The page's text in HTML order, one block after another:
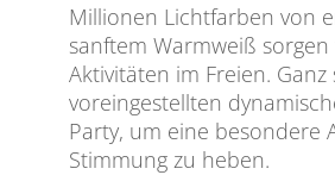
Millionen Lichtfarben von
sanftem Warmweiß
Aktivitäten im Freien.
voreingestellten
Party, um eine besondere
Stimmung zu heben.